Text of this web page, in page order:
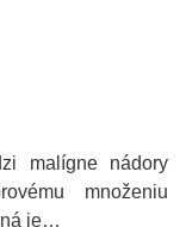
malígne nádory
množeniu
je…